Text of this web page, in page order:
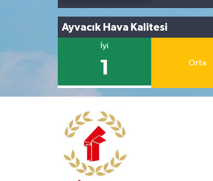
Ayvacık Hava Kalitesi
İyi
1 Orta